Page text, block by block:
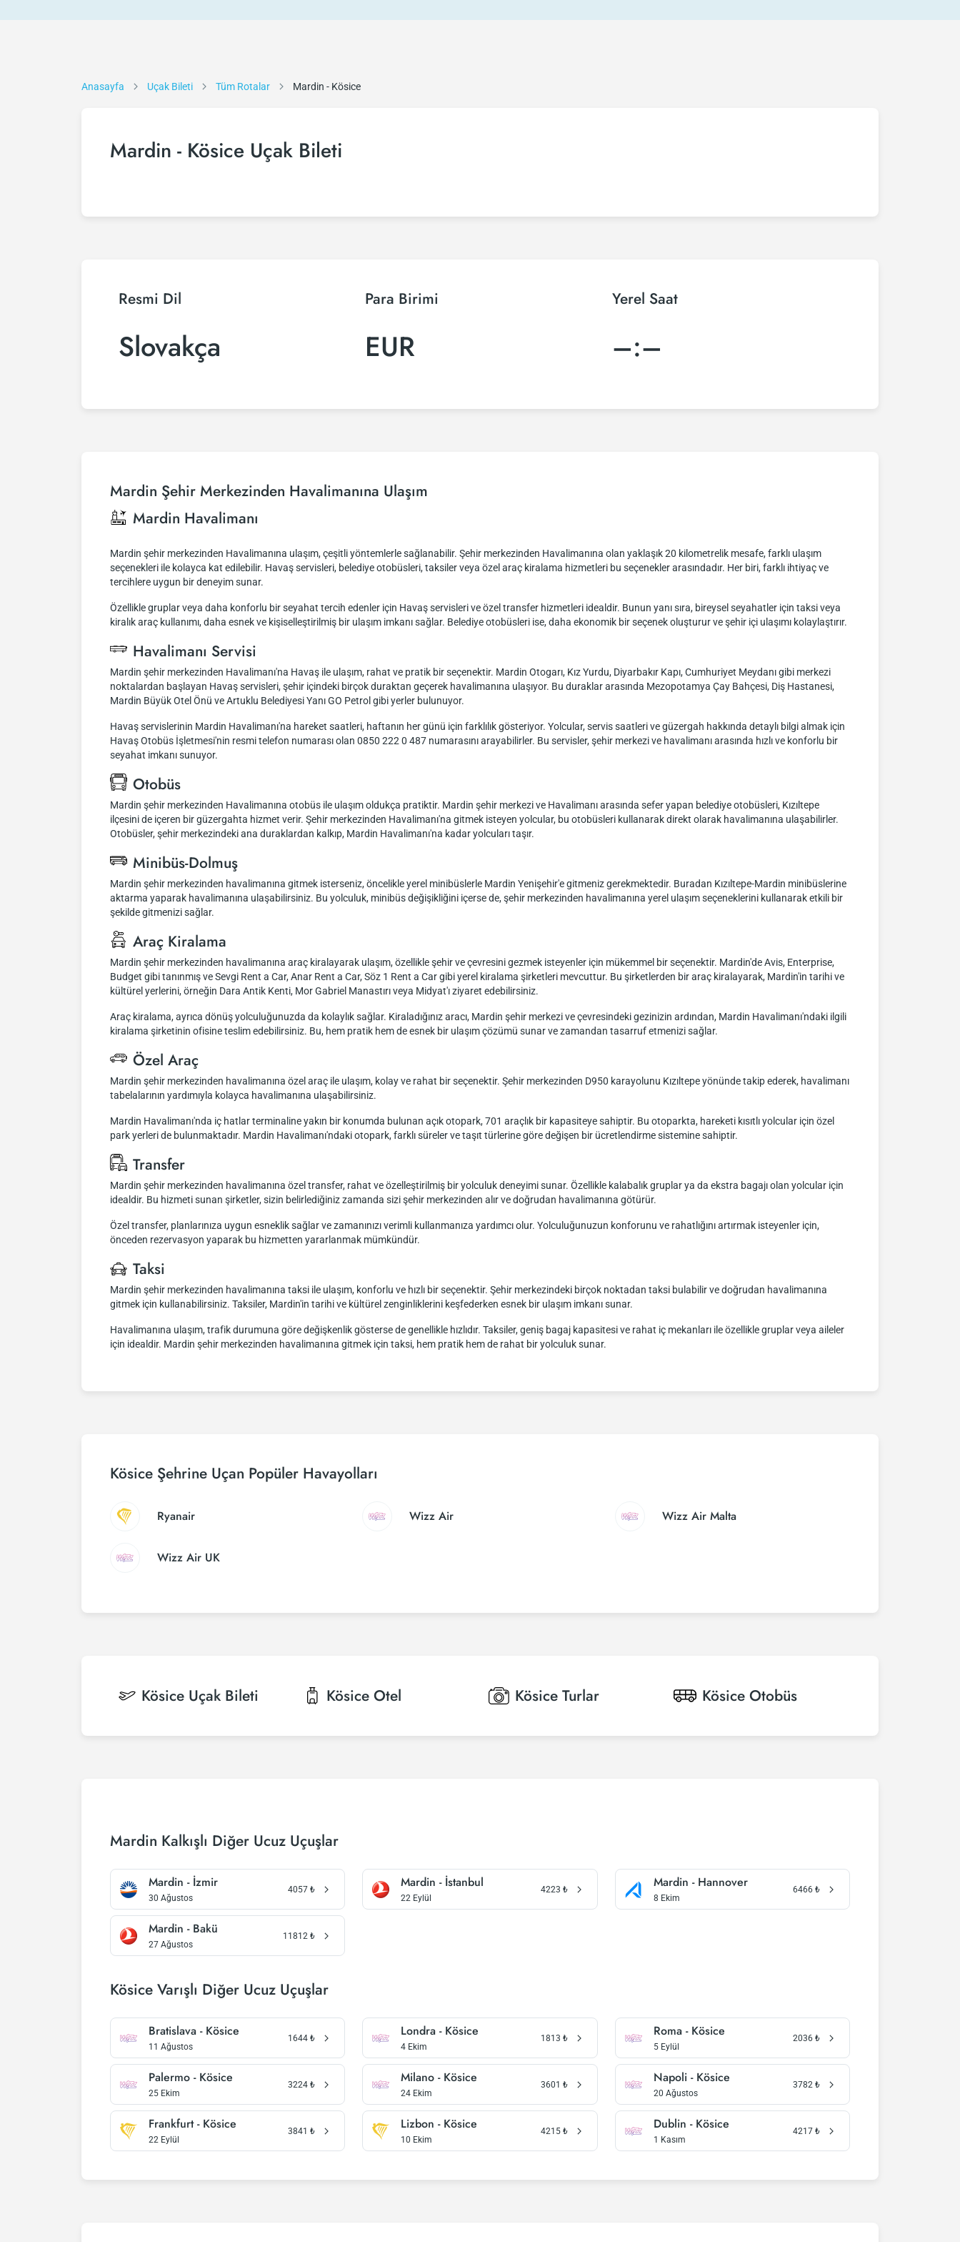
Anasayfa Uçak Bileti Tüm Rotalar Mardin - Kösice
Mardin - Kösice Uçak Bileti
Resmi Dil
Slovakça
Para Birimi
EUR
Yerel Saat
–:–
Mardin Şehir Merkezinden Havalimanına Ulaşım
Mardin Havalimanı
Mardin şehir merkezinden Havalimanına ulaşım, çeşitli yöntemlerle sağlanabilir. Şehir merkezinden Havalimanına olan yaklaşık 20 kilometrelik mesafe, farklı ulaşım
seçenekleri ile kolayca kat edilebilir. Havaş servisleri, belediye otobüsleri, taksiler veya özel araç kiralama hizmetleri bu seçenekler arasındadır. Her biri, farklı ihtiyaç ve
tercihlere uygun bir deneyim sunar.
Özellikle gruplar veya daha konforlu bir seyahat tercih edenler için Havaş servisleri ve özel transfer hizmetleri idealdir. Bunun yanı sıra, bireysel seyahatler için taksi veya
kiralık araç kullanımı, daha esnek ve kişiselleştirilmiş bir ulaşım imkanı sağlar. Belediye otobüsleri ise, daha ekonomik bir seçenek oluşturur ve şehir içi ulaşımı kolaylaştırır.
Havalimanı Servisi
Mardin şehir merkezinden Havalimanı'na Havaş ile ulaşım, rahat ve pratik bir seçenektir. Mardin Otogarı, Kız Yurdu, Diyarbakır Kapı, Cumhuriyet Meydanı gibi merkezi
noktalardan başlayan Havaş servisleri, şehir içindeki birçok duraktan geçerek havalimanına ulaşıyor. Bu duraklar arasında Mezopotamya Çay Bahçesi, Diş Hastanesi,
Mardin Büyük Otel Önü ve Artuklu Belediyesi Yanı GO Petrol gibi yerler bulunuyor.
Havaş servislerinin Mardin Havalimanı'na hareket saatleri, haftanın her günü için farklılık gösteriyor. Yolcular, servis saatleri ve güzergah hakkında detaylı bilgi almak için
Havaş Otobüs İşletmesi'nin resmi telefon numarası olan 0850 222 0 487 numarasını arayabilirler. Bu servisler, şehir merkezi ve havalimanı arasında hızlı ve konforlu bir
seyahat imkanı sunuyor.
Otobüs
Mardin şehir merkezinden Havalimanına otobüs ile ulaşım oldukça pratiktir. Mardin şehir merkezi ve Havalimanı arasında sefer yapan belediye otobüsleri, Kızıltepe
ilçesini de içeren bir güzergahta hizmet verir. Şehir merkezinden Havalimanı'na gitmek isteyen yolcular, bu otobüsleri kullanarak direkt olarak havalimanına ulaşabilirler.
Otobüsler, şehir merkezindeki ana duraklardan kalkıp, Mardin Havalimanı'na kadar yolcuları taşır.
Minibüs-Dolmuş
Mardin şehir merkezinden havalimanına gitmek isterseniz, öncelikle yerel minibüslerle Mardin Yenişehir'e gitmeniz gerekmektedir. Buradan Kızıltepe-Mardin minibüslerine
aktarma yaparak havalimanına ulaşabilirsiniz. Bu yolculuk, minibüs değişikliğini içerse de, şehir merkezinden havalimanına yerel ulaşım seçeneklerini kullanarak etkili bir
şekilde gitmenizi sağlar.
Araç Kiralama
Mardin şehir merkezinden havalimanına araç kiralayarak ulaşım, özellikle şehir ve çevresini gezmek isteyenler için mükemmel bir seçenektir. Mardin'de Avis, Enterprise,
Budget gibi tanınmış ve Sevgi Rent a Car, Anar Rent a Car, Söz 1 Rent a Car gibi yerel kiralama şirketleri mevcuttur. Bu şirketlerden bir araç kiralayarak, Mardin'in tarihi ve
kültürel yerlerini, örneğin Dara Antik Kenti, Mor Gabriel Manastırı veya Midyat'ı ziyaret edebilirsiniz.
Araç kiralama, ayrıca dönüş yolculuğunuzda da kolaylık sağlar. Kiraladığınız aracı, Mardin şehir merkezi ve çevresindeki gezinizin ardından, Mardin Havalimanı'ndaki ilgili
kiralama şirketinin ofisine teslim edebilirsiniz. Bu, hem pratik hem de esnek bir ulaşım çözümü sunar ve zamandan tasarruf etmenizi sağlar.
Özel Araç
Mardin şehir merkezinden havalimanına özel araç ile ulaşım, kolay ve rahat bir seçenektir. Şehir merkezinden D950 karayolunu Kızıltepe yönünde takip ederek, havalimanı
tabelalarının yardımıyla kolayca havalimanına ulaşabilirsiniz.
Mardin Havalimanı'nda iç hatlar terminaline yakın bir konumda bulunan açık otopark, 701 araçlık bir kapasiteye sahiptir. Bu otoparkta, hareketi kısıtlı yolcular için özel
park yerleri de bulunmaktadır. Mardin Havalimanı'ndaki otopark, farklı süreler ve taşıt türlerine göre değişen bir ücretlendirme sistemine sahiptir.
Transfer
Mardin şehir merkezinden havalimanına özel transfer, rahat ve özelleştirilmiş bir yolculuk deneyimi sunar. Özellikle kalabalık gruplar ya da ekstra bagajı olan yolcular için
idealdir. Bu hizmeti sunan şirketler, sizin belirlediğiniz zamanda sizi şehir merkezinden alır ve doğrudan havalimanına götürür.
Özel transfer, planlarınıza uygun esneklik sağlar ve zamanınızı verimli kullanmanıza yardımcı olur. Yolculuğunuzun konforunu ve rahatlığını artırmak isteyenler için,
önceden rezervasyon yaparak bu hizmetten yararlanmak mümkündür.
Taksi
Mardin şehir merkezinden havalimanına taksi ile ulaşım, konforlu ve hızlı bir seçenektir. Şehir merkezindeki birçok noktadan taksi bulabilir ve doğrudan havalimanına
gitmek için kullanabilirsiniz. Taksiler, Mardin'in tarihi ve kültürel zenginliklerini keşfederken esnek bir ulaşım imkanı sunar.
Havalimanına ulaşım, trafik durumuna göre değişkenlik gösterse de genellikle hızlıdır. Taksiler, geniş bagaj kapasitesi ve rahat iç mekanları ile özellikle gruplar veya aileler
için idealdir. Mardin şehir merkezinden havalimanına gitmek için taksi, hem pratik hem de rahat bir yolculuk sunar.
Kösice Şehrine Uçan Popüler Havayolları
Ryanair Wizz Air Wizz Air Malta
Wizz Air UK
Kösice Uçak Bileti Kösice Otel Kösice Turlar Kösice Otobüs
Mardin Kalkışlı Diğer Ucuz Uçuşlar
Mardin - İzmir
30 Ağustos
4057 ₺ Mardin - İstanbul
22 Eylül
4223 ₺ Mardin - Hannover
8 Ekim
6466 ₺
Mardin - Bakü
27 Ağustos
11812 ₺
Kösice Varışlı Diğer Ucuz Uçuşlar
Bratislava - Kösice
11 Ağustos
1644 ₺ Londra - Kösice
4 Ekim
1813 ₺ Roma - Kösice
5 Eylül
2036 ₺
Palermo - Kösice
25 Ekim
3224 ₺ Milano - Kösice
24 Ekim
3601 ₺ Napoli - Kösice
20 Ağustos
3782 ₺
Frankfurt - Kösice
22 Eylül
3841 ₺ Lizbon - Kösice
10 Ekim
4215 ₺ Dublin - Kösice
1 Kasım
4217 ₺